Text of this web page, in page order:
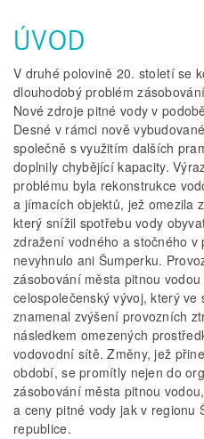
ÚVOD
V druhé polovině 20. století se
dlouhodobý problém
Nové zdroje pitné vody v
Desné v rámci nově
společně s využitím dalších
doplnily chybějící kapacity.
problému byla rekonstrukce
a jímacích objektů, jež omezila
který snížil spotřebu vody
zdražení vodného a stočného
nevyhnulo ani Šumperku.
zásobování města pitnou
celospolečenský vývoj, který ve
znamenal zvýšení provozních
následkem omezených
vodovodní sítě. Změny, jež
období, se promítly nejen do
zásobování města pitnou
a ceny pitné vody jak v regionu
republice.